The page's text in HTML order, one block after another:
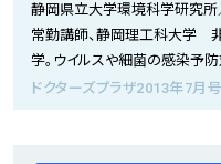
静岡県立大学環境科学研究
常勤講師、静岡理工科大学
学。ウイルスや細菌の感染予防
ドクターズプラザ2013年7月